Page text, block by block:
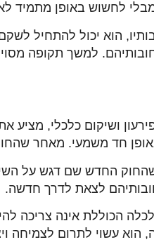
לחשוש באופן מתמיד
הוא יכול להתחיל
למשך תקופה
ושיקום כלכלי,
חד משמעי. מאחר
החדש שם דגש על
לצאת לדרך חדשה.
הכוללת אינה צריכה
עשוי לתרום לצמיחה